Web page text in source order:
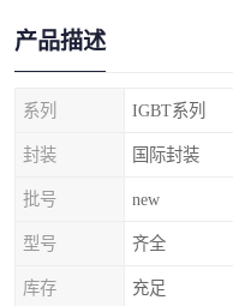
产品描述
系列 IGBT系列
封装 国际封装
批号 new
型号 齐全
库存 充足